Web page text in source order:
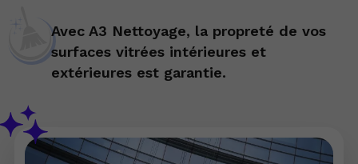
Avec A3 Nettoyage, la propreté de vos
surfaces vitrées intérieures et
extérieures est garantie.